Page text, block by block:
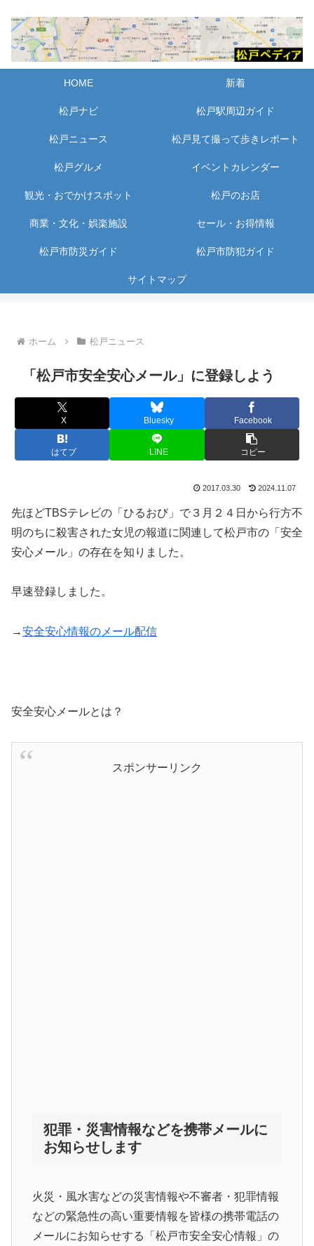
HOME 新着
松戸ナビ 松戸駅周辺ガイド
松戸ニュース 松戸見て撮って歩きレポート
松戸グルメ イベントカレンダー
観光・おでかけスポット 松戸のお店
商業・文化・娯楽施設 セール・お得情報
松戸市防災ガイド 松戸市防犯ガイド
サイトマップ
ホーム 松戸ニュース
「松戸市安全安心メール」に登録しよう
X Bluesky Facebook
はてブ LINE コピー
2017.03.30 2024.11.07
先ほどTBSテレビの「ひるおび」で３月２４日から行方不
明のちに殺害された女児の報道に関連して松戸市の「安全
安心メール」の存在を知りました。
早速登録しました。
→安全安心情報のメール配信
安全安心メールとは？
スポンサーリンク
犯罪・災害情報などを携帯メールに
お知らせします
火災・風水害などの災害情報や不審者・犯罪情報
などの緊急性の高い重要情報を皆様の携帯電話の
メールにお知らせする「松戸市安全安心情報」の